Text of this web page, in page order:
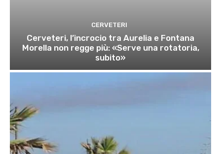
CERVETERI
Cerveteri, l’incrocio tra Aurelia e Fontana
Morella non regge più: «Serve una rotatoria,
subito»